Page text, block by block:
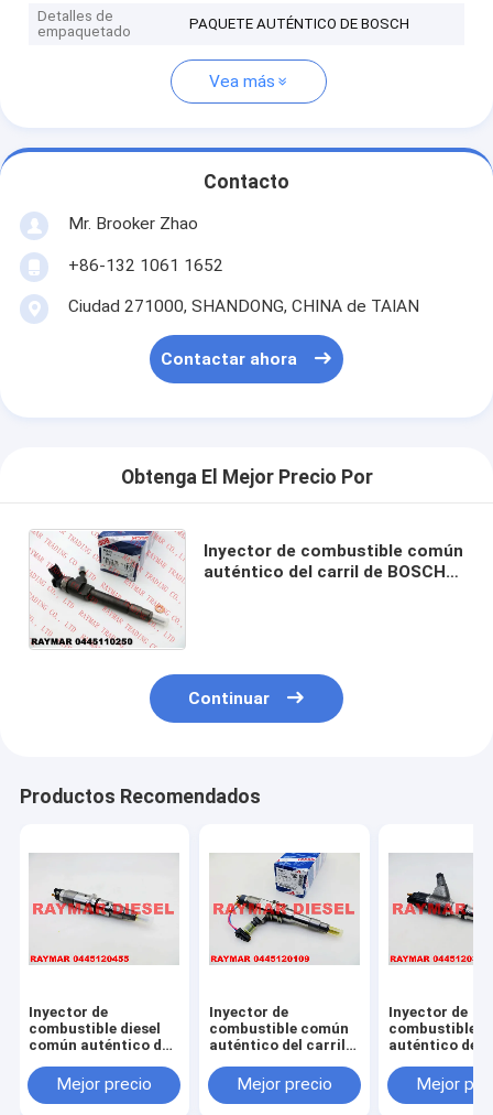
Detalles de
empaquetado
PAQUETE AUTÉNTICO DE BOSCH
Vea más
Contacto
Mr. Brooker Zhao
+86-132 1061 1652
Ciudad 271000, SHANDONG, CHINA de TAIAN
Contactar ahora
Obtenga El Mejor Precio Por
Inyector de combustible común
auténtico del carril de BOSCH
Continuar
Productos Recomendados
Inyector de
combustible diesel
común auténtico del
0445120455 para
Cummins QSB6.7
Mejor precio
Inyector de
combustible común
auténtico del carril
0445120109,
0445120467,
Mejor precio
Inyector de
combustible
auténtico del
0445120371,
0445120382
Mejor